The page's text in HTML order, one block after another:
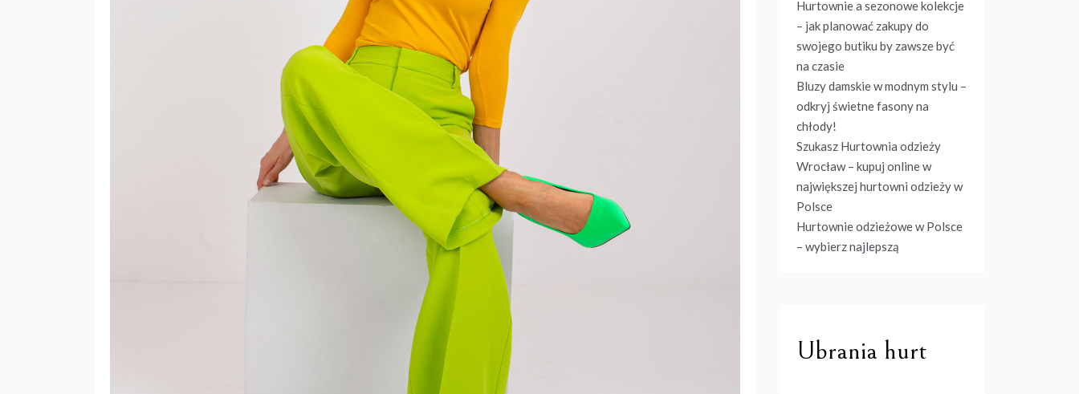
Hurtownie a sezonowe kolekcje
– jak planować zakupy do
swojego butiku by zawsze być
na czasie
Bluzy damskie w modnym stylu –
odkryj świetne fasony na
chłody!
Szukasz Hurtownia odzieży
Wrocław – kupuj online w
największej hurtowni odzieży w
Polsce
Hurtownie odzieżowe w Polsce
– wybierz najlepszą
Ubrania hurt